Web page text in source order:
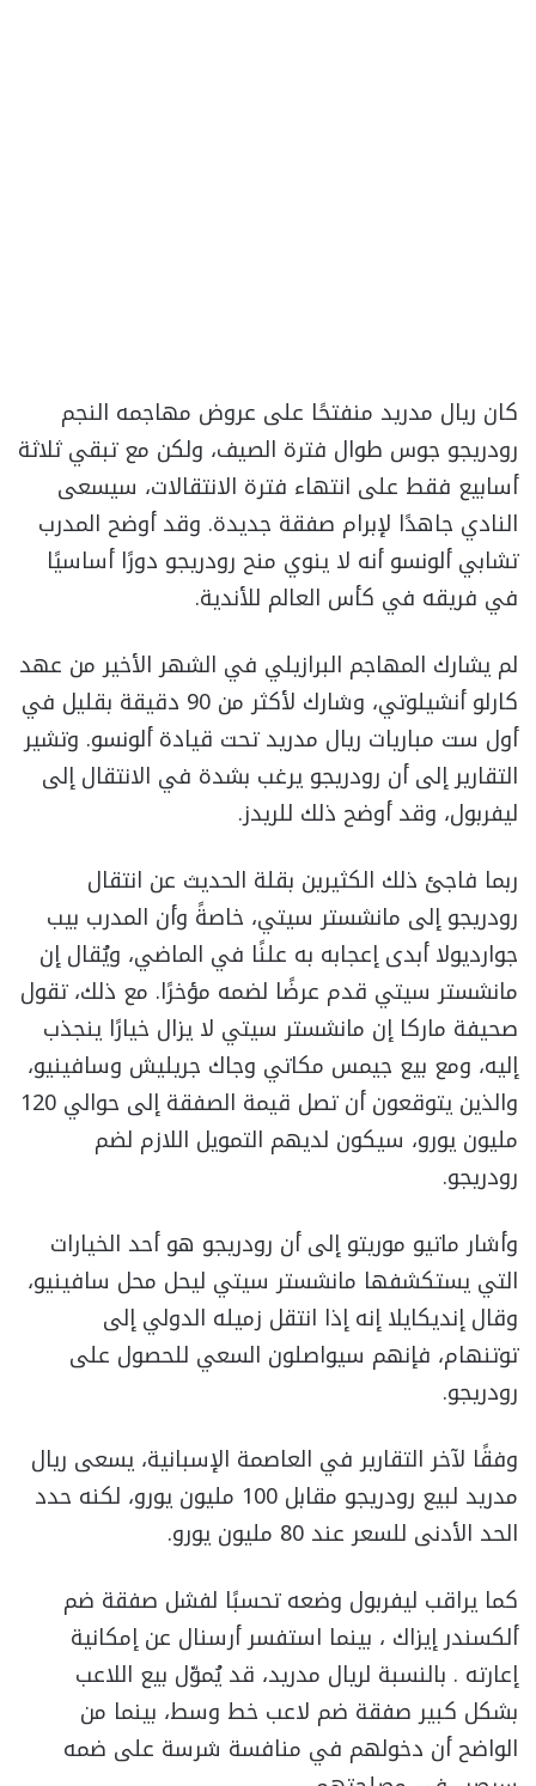
كان ريال مدريد منفتحًا على عروض مهاجمه النجم
رودريجو جوس طوال فترة الصيف، ولكن مع تبقي ثلاثة
أسابيع فقط على انتهاء فترة الانتقالات، سيسعى
النادي جاهدًا لإبرام صفقة جديدة. وقد أوضح المدرب
تشابي ألونسو أنه لا ينوي منح رودريجو دورًا أساسيًا
في فريقه في كأس العالم للأندية.
لم يشارك المهاجم البرازيلي في الشهر الأخير من عهد
كارلو أنشيلوتي، وشارك لأكثر من 90 دقيقة بقليل في
أول ست مباريات ريال مدريد تحت قيادة ألونسو. وتشير
التقارير إلى أن رودريجو يرغب بشدة في الانتقال إلى
ليفربول، وقد أوضح ذلك للريدز.
ربما فاجئ ذلك الكثيرين بقلة الحديث عن انتقال
رودريجو إلى مانشستر سيتي، خاصةً وأن المدرب بيب
جوارديولا أبدى إعجابه به علنًا في الماضي، ويُقال إن
مانشستر سيتي قدم عرضًا لضمه مؤخرًا. مع ذلك، تقول
صحيفة ماركا إن مانشستر سيتي لا يزال خيارًا ينجذب
إليه، ومع بيع جيمس مكاتي وجاك جريليش وسافينيو،
والذين يتوقعون أن تصل قيمة الصفقة إلى حوالي 120
مليون يورو، سيكون لديهم التمويل اللازم لضم
رودريجو.
وأشار ماتيو موريتو إلى أن رودريجو هو أحد الخيارات
التي يستكشفها مانشستر سيتي ليحل محل سافينيو،
وقال إنديكايلا إنه إذا انتقل زميله الدولي إلى
توتنهام، فإنهم سيواصلون السعي للحصول على
رودريجو.
وفقًا لآخر التقارير في العاصمة الإسبانية، يسعى ريال
مدريد لبيع رودريجو مقابل 100 مليون يورو، لكنه حدد
الحد الأدنى للسعر عند 80 مليون يورو.
كما يراقب ليفربول وضعه تحسبًا لفشل صفقة ضم
ألكسندر إيزاك ، بينما استفسر أرسنال عن إمكانية
إعارته . بالنسبة لريال مدريد، قد يُموّل بيع اللاعب
بشكل كبير صفقة ضم لاعب خط وسط، بينما من
الواضح أن دخولهم في منافسة شرسة على ضمه